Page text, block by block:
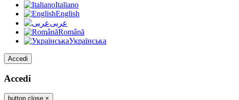
Italiano
English
عربى
Română
Українська
Accedi
Accedi
button close ×